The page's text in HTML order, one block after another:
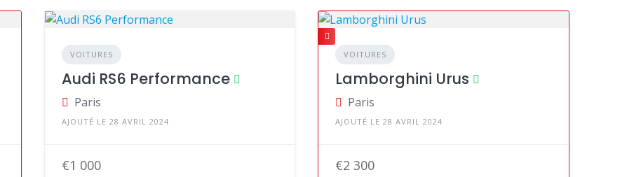
VOITURES
Audi RS6 Performance
Paris
AJOUTÉ LE 28 AVRIL 2024
€1 000
VOITURES
Lamborghini Urus
Paris
AJOUTÉ LE 28 AVRIL 2024
€2 300